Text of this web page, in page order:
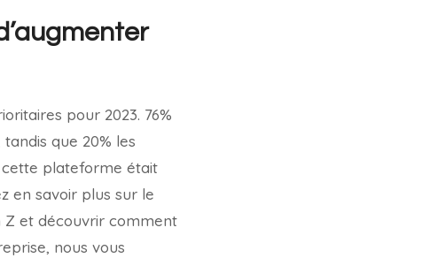
pour 2023. 76%
que 20% les
cette plateforme était
en savoir plus sur le
et découvrir comment
nous vous